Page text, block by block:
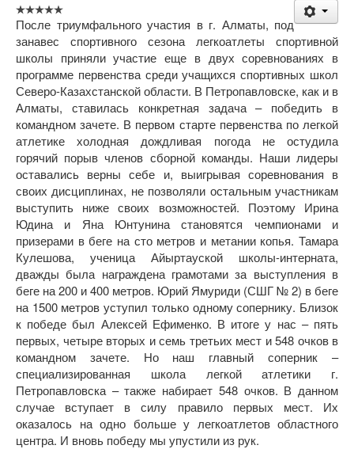
После триумфального участия в г. Алматы, под
занавес спортивного сезона легкоатлеты спортивной
школы приняли участие еще в двух соревнованиях в
программе первенства среди учащихся спортивных школ
Северо-Казахстанской области. В Петропавловске, как и в
Алматы, ставилась конкретная задача – победить в
командном зачете. В первом старте первенства по легкой
атлетике холодная дождливая погода не остудила
горячий порыв членов сборной команды. Наши лидеры
оставались верны себе и, выигрывая соревнования в
своих дисциплинах, не позволяли остальным участникам
выступить ниже своих возможностей. Поэтому Ирина
Юдина и Яна Юнтунина становятся чемпионами и
призерами в беге на сто метров и метании копья. Тамара
Кулешова, ученица Айыртауской школы-интерната,
дважды была награждена грамотами за выступления в
беге на 200 и 400 метров. Юрий Ямуриди (СШГ № 2) в беге
на 1500 метров уступил только одному сопернику. Близок
к победе был Алексей Ефименко. В итоге у нас – пять
первых, четыре вторых и семь третьих мест и 548 очков в
командном зачете. Но наш главный соперник –
специализированная школа легкой атлетики г.
Петропавловска – также набирает 548 очков. В данном
случае вступает в силу правило первых мест. Их
оказалось на одно больше у легкоатлетов областного
центра. И вновь победу мы упустили из рук.